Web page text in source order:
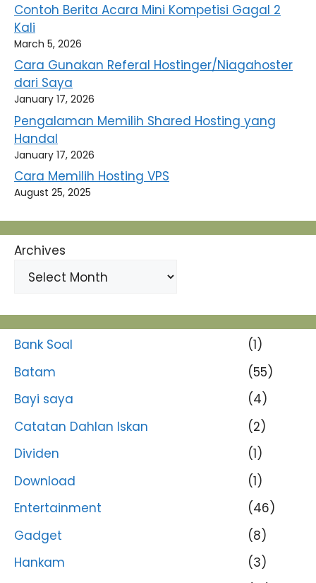
Contoh Berita Acara Mini Kompetisi Gagal 2
Kali
March 5, 2026
Cara Gunakan Referal Hostinger/Niagahoster
dari Saya
January 17, 2026
Pengalaman Memilih Shared Hosting yang
Handal
January 17, 2026
Cara Memilih Hosting VPS
August 25, 2025
Archives
Bank Soal
(1)
Batam
(55)
Bayi saya
(4)
Catatan Dahlan Iskan
(2)
Dividen
(1)
Download
(1)
Entertainment
(46)
Gadget
(8)
Hankam
(3)